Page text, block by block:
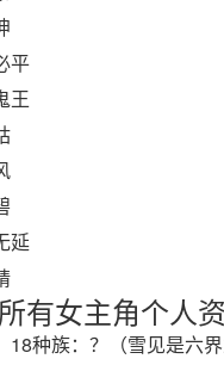
有女主角个人
18种族：？（雪见是六